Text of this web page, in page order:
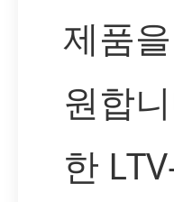
제품
원합
한